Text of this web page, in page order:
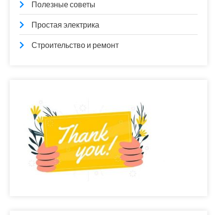
Полезные советы
Простая электрика
Строительство и ремонт